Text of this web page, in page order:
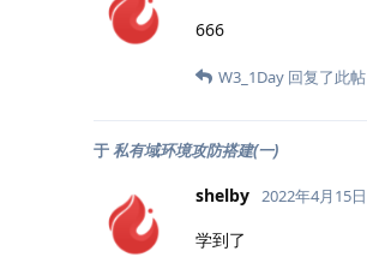
666
W3_1Day 回复了此帖
于私有域环境攻防搭建(一)
shelby 2022年4月15日
学到了